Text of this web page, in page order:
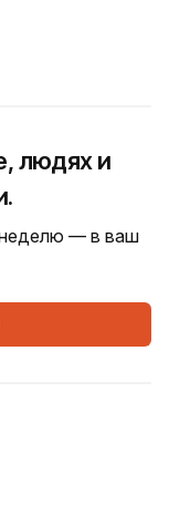
людях и
неделю — в ваш